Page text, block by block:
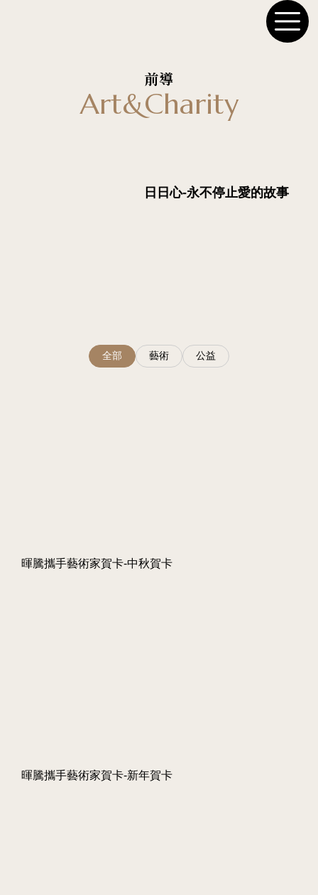
前導
Art&Charity
日日心-永不停止愛的故事
藝術 公益
全部
暉騰攜手藝術家賀卡-中秋賀卡
暉騰攜手藝術家賀卡-新年賀卡